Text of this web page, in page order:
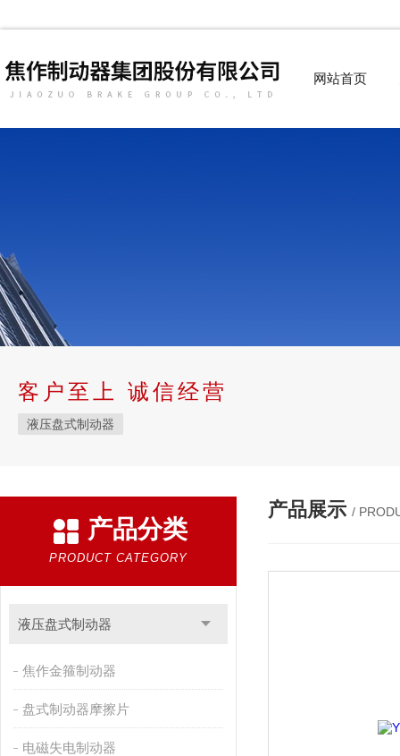
网站首页
客户至上 诚信经营
液压盘式制动器
产品分类
PRODUCT CATEGORY
液压盘式制动器
焦作金箍制动器
盘式制动器摩擦片
电磁失电制动器
产品展示 /